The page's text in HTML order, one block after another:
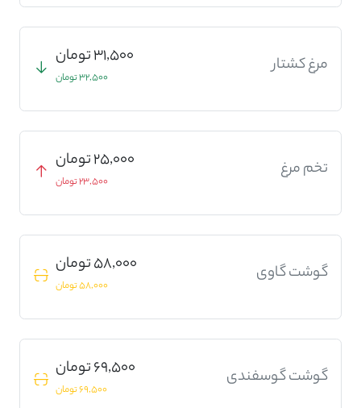
مرغ کشتار 31,500 تومان
32,500 تومان
تخم مرغ 25,000 تومان
23,500 تومان
گوشت گاوی 58,000 تومان
58,000 تومان
گوشت گوسفندی 69,500 تومان
69,500 تومان